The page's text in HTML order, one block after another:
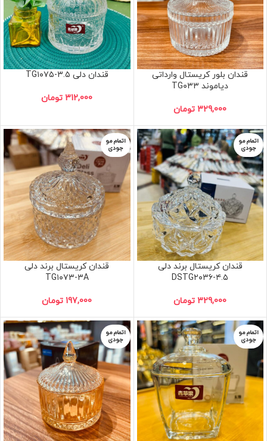
قندان بلور کریستال وارداتی
دیاموند TG۰۳۳
329,000 تومان
قندان دلی TG۱۰۷۵-۳.۵
312,000 تومان
اتمام مو
جودی
قندان کریستال برند دلی
DSTG۲۰۳۶-۴.۵
329,000 تومان
اتمام مو
جودی
قندان کریستال برند دلی
TG۱۰۷۳-۳A
197,000 تومان
اتمام مو
جودی
اتمام مو
جودی